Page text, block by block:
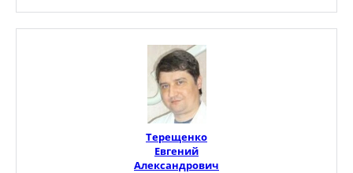
Терещенко
Евгений
Александрович